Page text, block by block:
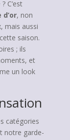
C’est
, non
mais aussi
saison.
; ils
et
un look
catégories
notre garde-